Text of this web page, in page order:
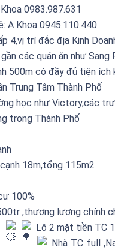
0983.987.631
A Khoa 0945.110.440
4,vị trí đắc địa Kinh
các quán ăn như Sang
500m có đầy đủ tiện ích
Trung Tâm Thành Phố
học như Victory,các
trong Thành Phố
18m,tổng 115m2
100%
,thương lượng chính
Lô 2 mặt tiền TC
Nhà TC full